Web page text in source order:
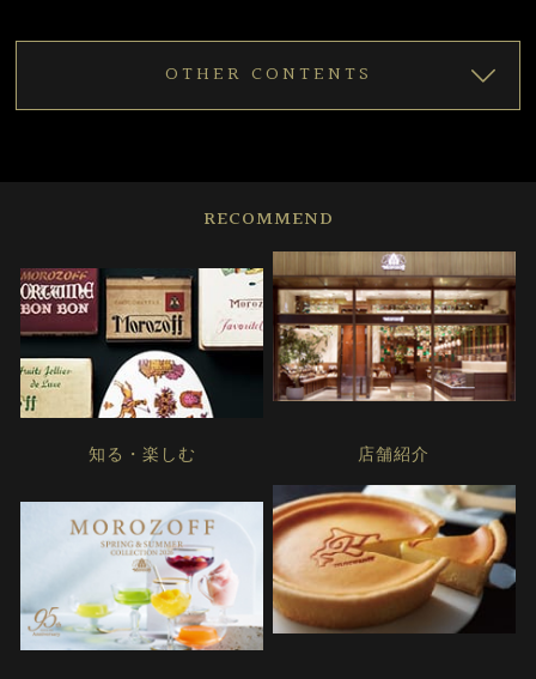
OTHER CONTENTS
RECOMMEND
知る・楽しむ 店舗紹介